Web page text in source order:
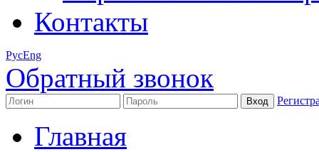
Контакты
РусEng
Обратный звонок
Главная